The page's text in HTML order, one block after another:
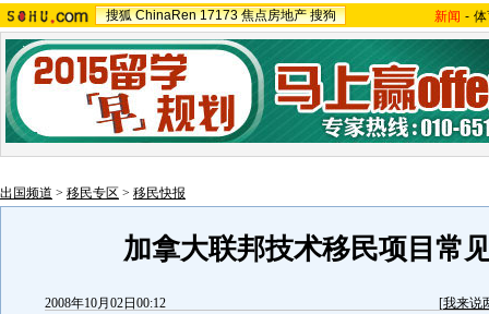
搜狐 ChinaRen 17173 焦点房地产 搜狗 新闻 -
出国频道 > 移民专区 > 移民快报
加拿大联邦技术移民项目常
2008年10月02日00:12 [我来说